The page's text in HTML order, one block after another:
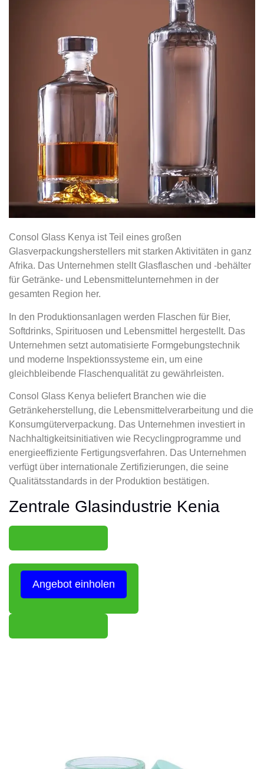
Consol Glass Kenya ist Teil eines großen
Glasverpackungsherstellers mit starken Aktivitäten in ganz
Afrika. Das Unternehmen stellt Glasflaschen und -behälter
für Getränke- und Lebensmittelunternehmen in der
gesamten Region her.
In den Produktionsanlagen werden Flaschen für Bier,
Softdrinks, Spirituosen und Lebensmittel hergestellt. Das
Unternehmen setzt automatisierte Formgebungstechnik
und moderne Inspektionssysteme ein, um eine
gleichbleibende Flaschenqualität zu gewährleisten.
Consol Glass Kenya beliefert Branchen wie die
Getränkeherstellung, die Lebensmittelverarbeitung und die
Konsumgüterverpackung. Das Unternehmen investiert in
Nachhaltigkeitsinitiativen wie Recyclingprogramme und
energieeffiziente Fertigungsverfahren. Das Unternehmen
verfügt über internationale Zertifizierungen, die seine
Qualitätsstandards in der Produktion bestätigen.
Zentrale Glasindustrie Kenia
Angebot einholen